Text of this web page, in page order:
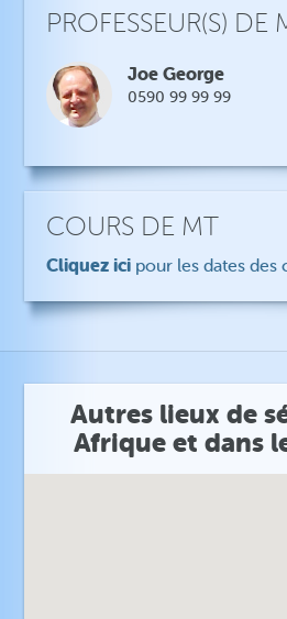
PROFESSEUR(S) DE
Joe George
0590 99 99 99
COURS DE MT
Cliquez ici pour les dates des
Autres lieux de
Afrique et dans